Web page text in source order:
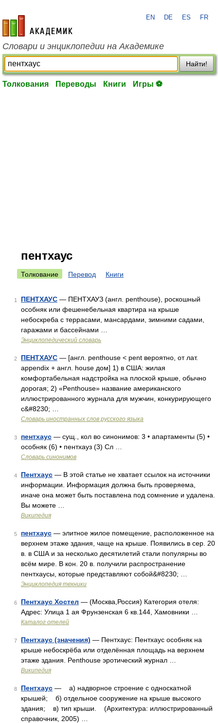
academic.ru
EN DE ES FR
Словари и энциклопедии на Академике
Найти!
Толкования Переводы Книги Игры ⚽
пентхаус
Толкование Перевод Книги
1 ПЕНТХАУС — ПЕНТХАУЗ (англ. penthouse), роскошный
особняк или фешенебельная квартира на крыше
небоскреба с террасами, мансардами, зимними садами,
гаражами и бассейнами …
Энциклопедический словарь
2 ПЕНТХАУС — [англ. penthouse < pent вероятно, от лат.
appendix + англ. house дом] 1) в США: жилая
комфортабельная надстройка на плоской крыше, обычно
дорогая; 2) «Penthouse» название американского
иллюстрированного журнала для мужчин, конкурирующего
с&#8230; …
Словарь иностранных слов русского языка
3 пентхаус — сущ., кол во синонимов: 3 • апартаменты (5) •
особняк (6) • пентхауз (3) Сл …
Словарь синонимов
4 Пентхаус — В этой статье не хватает ссылок на источники
информации. Информация должна быть проверяема,
иначе она может быть поставлена под сомнение и удалена.
Вы можете …
Википедия
5 пентхаус — элитное жилое помещение, расположенное на
верхнем этаже здания, чаще на крыше. Появились в сер. 20
в. в США и за несколько десятилетий стали популярны во
всём мире. В кон. 20 в. получили распространение
пентхаусы, которые представляют собой&#8230; …
Энциклопедия техники
6 Пентхаус Хостел — (Москва,Россия) Категория отеля:
Адрес: Улица 1 ая Фрунзенская 6 кв.144, Хамовники …
Каталог отелей
7 Пентхаус (значения) — Пентхаус: Пентхаус особняк на
крыше небоскрёба или отделённая площадь на верхнем
этаже здания. Penthouse эротический журнал …
Википедия
8 Пентхаус — а) надворное строение с односкатной
крышей; б) отдельное сооружение на крыше высокого
здания; в) тип крыши. (Архитектура: иллюстрированный
справочник, 2005) …